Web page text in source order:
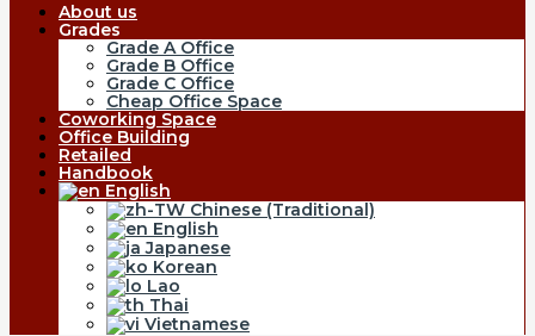
About us
Grades
Grade A Office
Grade B Office
Grade C Office
Cheap Office Space
Coworking Space
Office Building
Retailed
Handbook
English
Chinese (Traditional)
English
Japanese
Korean
Lao
Thai
Vietnamese